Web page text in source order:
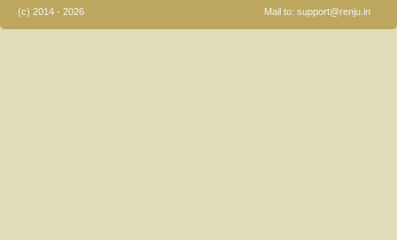
(c) 2014 - 2026 Mail to: support@renju.in